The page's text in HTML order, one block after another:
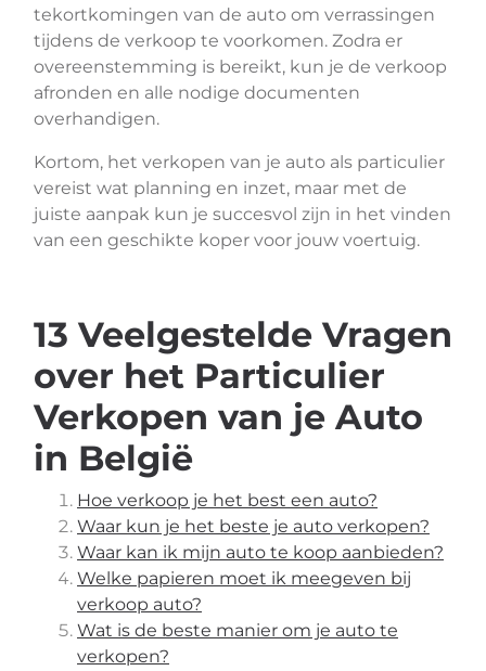
tekortkomingen van de auto om verrassingen
tijdens de verkoop te voorkomen. Zodra er
overeenstemming is bereikt, kun je de verkoop
afronden en alle nodige documenten
overhandigen.
Kortom, het verkopen van je auto als particulier
vereist wat planning en inzet, maar met de
juiste aanpak kun je succesvol zijn in het vinden
van een geschikte koper voor jouw voertuig.
13 Veelgestelde Vragen
over het Particulier
Verkopen van je Auto
in België
Hoe verkoop je het best een auto?
Waar kun je het beste je auto verkopen?
Waar kan ik mijn auto te koop aanbieden?
Welke papieren moet ik meegeven bij
verkoop auto?
Wat is de beste manier om je auto te
verkopen?